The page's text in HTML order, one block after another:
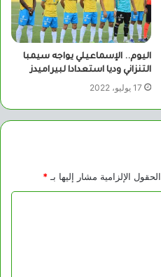
اليوم.. الإسماعيلي يواجه سيمبا
التنزاني وديا استعدادا لبيراميدز
17 يوليو، 2022
الحقول الإلزامية مشار إليها بـ *